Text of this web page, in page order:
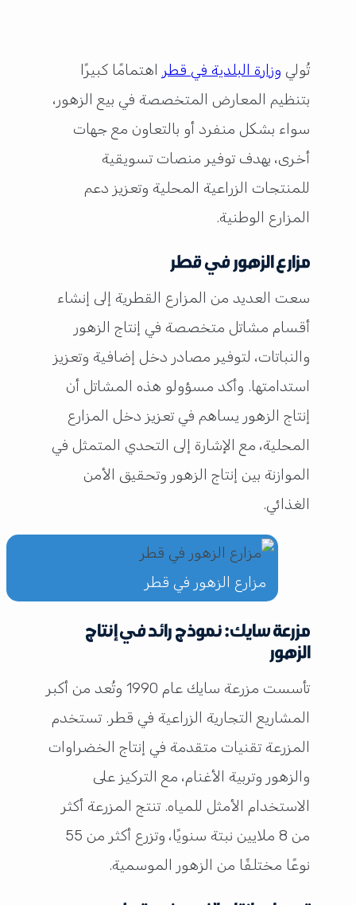
تُولي وزارة البلدية في قطر
اهتمامًا كبيرًا
بتنظيم المعارض المتخصصة في بيع الزهور،
سواء بشكل منفرد أو بالتعاون مع جهات
أخرى، بهدف توفير منصات تسويقية
للمنتجات الزراعية المحلية وتعزيز دعم
المزارع الوطنية.
مزارع الزهور في قطر
سعت العديد من المزارع القطرية إلى إنشاء
أقسام مشاتل متخصصة في إنتاج الزهور
والنباتات، لتوفير مصادر دخل إضافية وتعزيز
استدامتها. وأكد مسؤولو هذه المشاتل أن
إنتاج الزهور يساهم في تعزيز دخل المزارع
المحلية، مع الإشارة إلى التحدي المتمثل في
الموازنة بين إنتاج الزهور وتحقيق الأمن
الغذائي.
مزارع الزهور في قطر
مزرعة سايك: نموذج رائد في إنتاج
الزهور
تأسست مزرعة سايك عام 1990 وتُعد من أكبر
المشاريع التجارية الزراعية في قطر. تستخدم
المزرعة تقنيات متقدمة في إنتاج الخضراوات
والزهور وتربية الأغنام، مع التركيز على
الاستخدام الأمثل للمياه. تنتج المزرعة أكثر
من 8 ملايين نبتة سنويًا، وتزرع أكثر من 55
نوعًا مختلفًا من الزهور الموسمية.